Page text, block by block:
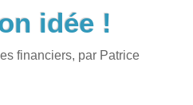
idée !
financiers, par Patrice